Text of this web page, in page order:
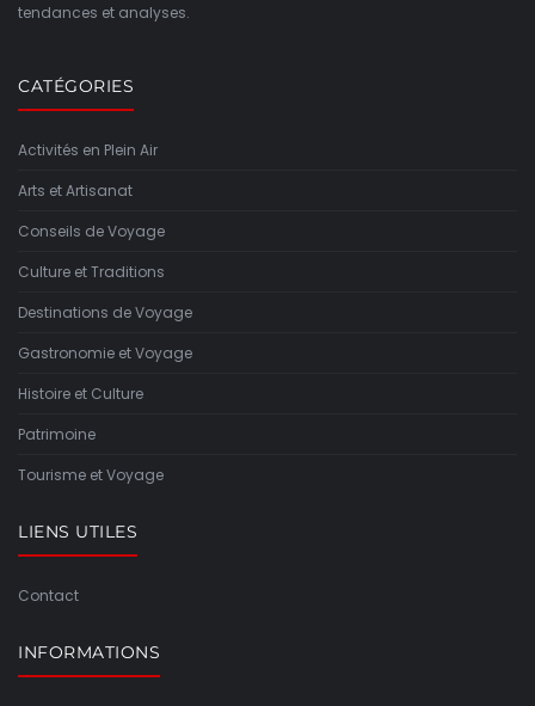
tendances et analyses.
CATÉGORIES
Activités en Plein Air
Arts et Artisanat
Conseils de Voyage
Culture et Traditions
Destinations de Voyage
Gastronomie et Voyage
Histoire et Culture
Patrimoine
Tourisme et Voyage
LIENS UTILES
Contact
INFORMATIONS